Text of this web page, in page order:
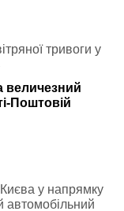
тривоги у
величезний
Поштовій
Києва у напрямку
автомобільний